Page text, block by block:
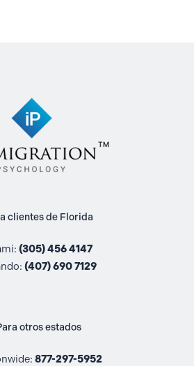
clientes de Florida
(305) 456 4147
(407) 690 7129
otros estados
877-297-5952